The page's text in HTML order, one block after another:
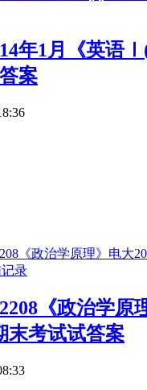
年1月《英语
案
《政治学原
末考试试答案